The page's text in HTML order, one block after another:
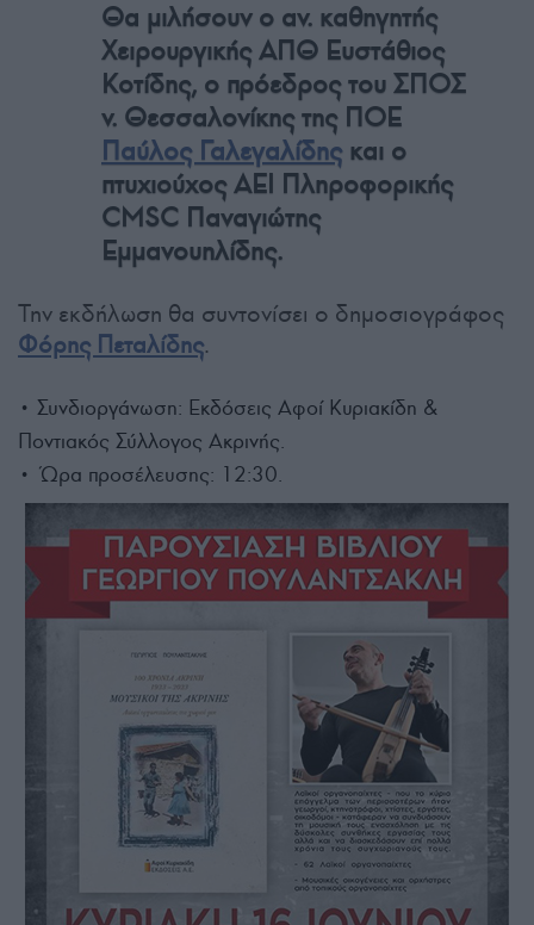
Θα μιλήσουν ο αν. καθηγητής
Χειρουργικής ΑΠΘ Ευστάθιος
Κοτίδης, ο πρόεδρος του ΣΠΟΣ
ν. Θεσσαλονίκης της ΠΟΕ
Παύλος Γαλεγαλίδης και ο
πτυχιούχος ΑΕΙ Πληροφορικής
CMSC Παναγιώτης
Εμμανουηλίδης.
Την εκδήλωση θα συντονίσει ο δημοσιογράφος
Φόρης Πεταλίδης.
• Συνδιοργάνωση: Εκδόσεις Αφοί Κυριακίδη &
Ποντιακός Σύλλογος Ακρινής.
• Ώρα προσέλευσης: 12:30.